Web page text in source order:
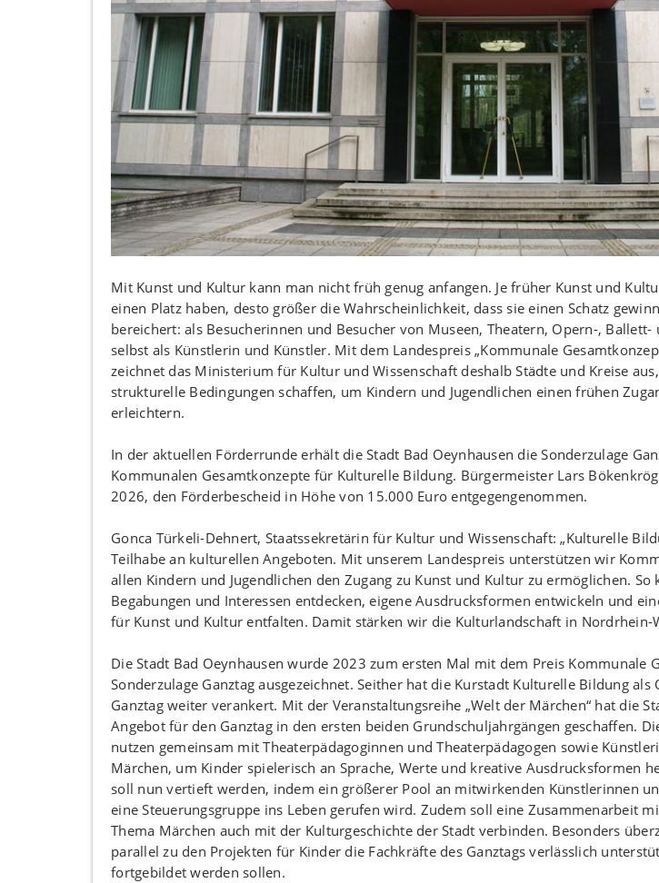
Mit Kunst und Kultur kann man nicht früh genug anfangen. Je früher Kunst und
einen Platz haben, desto größer die Wahrscheinlichkeit, dass sie einen Schatz
bereichert: als Besucherinnen und Besucher von Museen, Theatern, Opern-,
selbst als Künstlerin und Künstler. Mit dem Landespreis „Kommunale
zeichnet das Ministerium für Kultur und Wissenschaft deshalb Städte und Kreise
strukturelle Bedingungen schaffen, um Kindern und Jugendlichen einen frühen
erleichtern.
In der aktuellen Förderrunde erhält die Stadt Bad Oeynhausen die Sonderzulage
Kommunalen Gesamtkonzepte für Kulturelle Bildung. Bürgermeister Lars
2026, den Förderbescheid in Höhe von 15.000 Euro entgegengenommen.
Gonca Türkeli-Dehnert, Staatssekretärin für Kultur und Wissenschaft: „Kulturelle
Teilhabe an kulturellen Angeboten. Mit unserem Landespreis unterstützen wir
allen Kindern und Jugendlichen den Zugang zu Kunst und Kultur zu ermöglichen.
Begabungen und Interessen entdecken, eigene Ausdrucksformen entwickeln und
für Kunst und Kultur entfalten. Damit stärken wir die Kulturlandschaft in Nordrhein-
Die Stadt Bad Oeynhausen wurde 2023 zum ersten Mal mit dem Preis Kommunale
Sonderzulage Ganztag ausgezeichnet. Seither hat die Kurstadt Kulturelle Bildung
Ganztag weiter verankert. Mit der Veranstaltungsreihe „Welt der Märchen“ hat die
Angebot für den Ganztag in den ersten beiden Grundschuljahrgängen geschaffen.
nutzen gemeinsam mit Theaterpädagoginnen und Theaterpädagogen sowie
Märchen, um Kinder spielerisch an Sprache, Werte und kreative Ausdrucksformen
soll nun vertieft werden, indem ein größerer Pool an mitwirkenden Künstlerinnen
eine Steuerungsgruppe ins Leben gerufen wird. Zudem soll eine Zusammenarbeit
Thema Märchen auch mit der Kulturgeschichte der Stadt verbinden. Besonders
parallel zu den Projekten für Kinder die Fachkräfte des Ganztags verlässlich
fortgebildet werden sollen.